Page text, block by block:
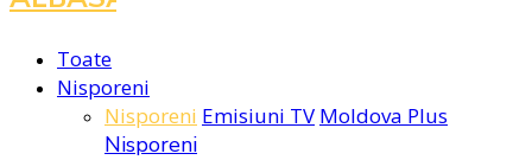
Toate
Nisporeni
Nisporeni Emisiuni TV Moldova Plus
Nisporeni